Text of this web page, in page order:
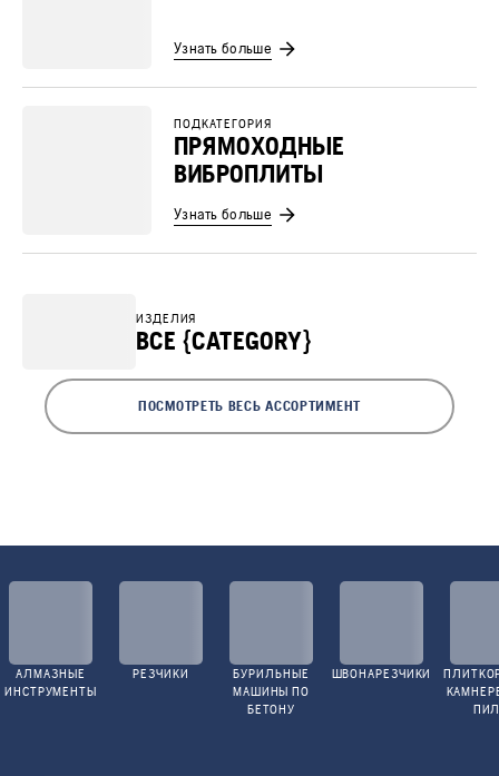
Узнать больше
ПОДКАТЕГОРИЯ
ПРЯМОХОДНЫЕ
ВИБРОПЛИТЫ
Узнать больше
ИЗДЕЛИЯ
ВСЕ {CATEGORY}
ПОСМОТРЕТЬ ВЕСЬ АССОРТИМЕНТ
АЛМАЗНЫЕ
ИНСТРУМЕНТЫ
РЕЗЧИКИ
БУРИЛЬНЫЕ
МАШИНЫ ПО
БЕТОНУ
ШВОНАРЕЗЧИКИ